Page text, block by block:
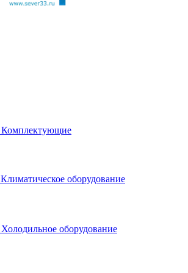
Комплектующие
Климатическое оборудование
Холодильное оборудование